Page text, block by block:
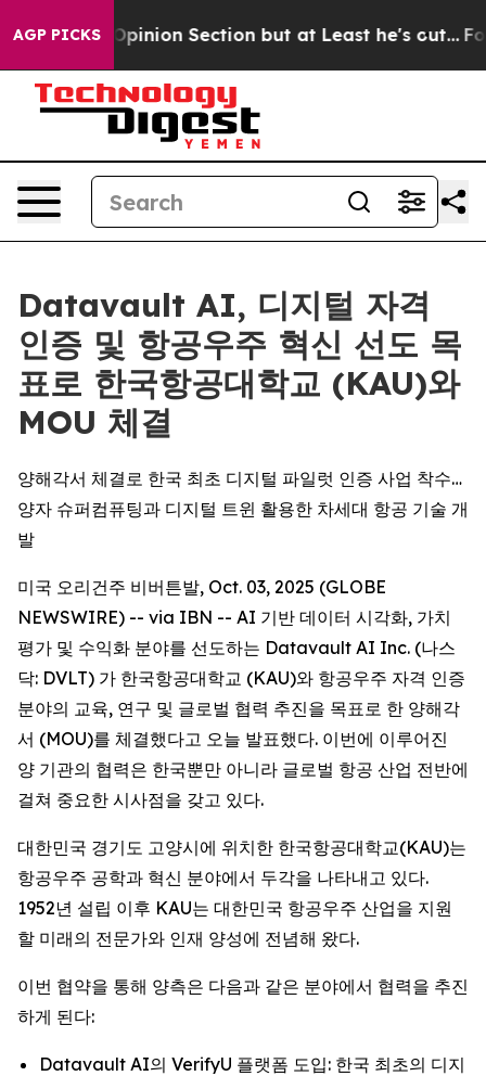
AGP PICKS
Opinion Section but at Least he's out... For a
Datavault AI, 디지털 자격
인증 및 항공우주 혁신 선도 목
표로 한국항공대학교 (KAU)와
MOU 체결
양해각서 체결로 한국 최초 디지털 파일럿 인증 사업 착수…
양자 슈퍼컴퓨팅과 디지털 트윈 활용한 차세대 항공 기술 개
발
미국 오리건주 비버튼발, Oct. 03, 2025 (GLOBE
NEWSWIRE) -- via IBN -- AI 기반 데이터 시각화, 가치
평가 및 수익화 분야를 선도하는 Datavault AI Inc. (나스
닥: DVLT) 가 한국항공대학교 (KAU)와 항공우주 자격 인증
분야의 교육, 연구 및 글로벌 협력 추진을 목표로 한 양해각
서 (MOU)를 체결했다고 오늘 발표했다. 이번에 이루어진
양 기관의 협력은 한국뿐만 아니라 글로벌 항공 산업 전반에
걸쳐 중요한 시사점을 갖고 있다.
대한민국 경기도 고양시에 위치한 한국항공대학교(KAU)는
항공우주 공학과 혁신 분야에서 두각을 나타내고 있다.
1952년 설립 이후 KAU는 대한민국 항공우주 산업을 지원
할 미래의 전문가와 인재 양성에 전념해 왔다.
이번 협약을 통해 양측은 다음과 같은 분야에서 협력을 추진
하게 된다:
Datavault AI의 VerifyU 플랫폼 도입: 한국 최초의 디지